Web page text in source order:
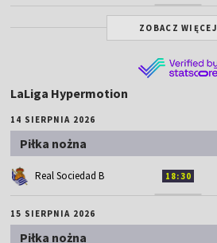
ZOBACZ WIĘCEJ
LaLiga Hypermotion
14 SIERPNIA 2026
Piłka nożna
Real Sociedad B 18:30
15 SIERPNIA 2026
Piłka nożna